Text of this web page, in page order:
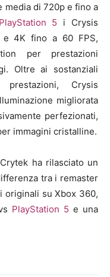
media di 720p e fino a
PlayStation 5 i Crysis
e 4K fino a 60 FPS,
per prestazioni
Oltre ai sostanziali
Crysis
migliorata
perfezionati,
immagini cristalline.
ha rilasciato un
tra i remaster
originali su Xbox 360,
PlayStation 5 e una